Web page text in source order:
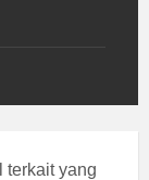
terkait yang